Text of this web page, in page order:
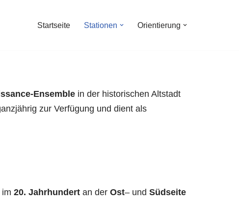
Startseite Stationen Orientierung
Ensemble in der historischen Altstadt
zur Verfügung und dient als
im 20. Jahrhundert an der Ost– und Südseite